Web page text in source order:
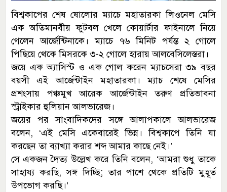
বিশ্বকাপের শেষ ষোলোর ম্যাচে মহাতারকা লিওনেল মেসি
এক অতিমানবীয় ফুটবল খেলে কোয়ার্টার ফাইনালে নিয়ে
গেলেন আর্জেন্টিনাকে। ম্যাচে ৭৬ মিনিট পর্যন্ত ২ গোলে
পিছিয়ে থেকে মিসরকে ৩-২ গোলে হারায় আলবেসিলেস্তরা।
জয়ে এক অ্যাসিস্ট ও এক গোল করেন ম্যাচসেরা ৩৯ বছর
বয়সী এই আর্জেন্টাইন মহাতারকা। ম্যাচ শেষে মেসির
প্রশংসায় পঞ্চমুখ আরেক আর্জেন্টাইন তরুণ প্রতিভাবনা
স্ট্রাইকার হুলিয়ান আলভারেজ।
জয়ের পর সাংবাদিকদের সঙ্গে আলাপকালে আলভারেজ
বলেন, ‘এই মেসি একেবারেই ভিন্ন। বিশ্বকাপে তিনি যা
করছেন তা ব্যাখ্যা করার শব্দ আমার কাছে নেই।’
সে একজন দৈত্য উল্লেখ করে তিনি বলেন, ‘আমরা শুধু তাকে
সাহায্য করছি, সঙ্গ দিচ্ছি; তার পাশে থেকে প্রতিটি মুহূর্ত
উপভোগ করছি।’